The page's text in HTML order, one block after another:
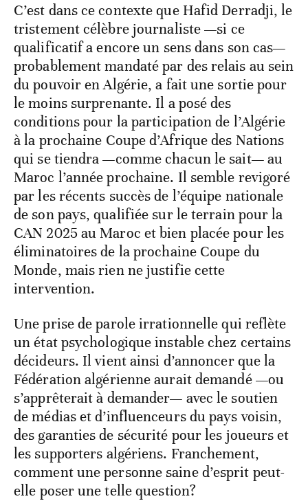
C’est dans ce contexte que Hafid Derradji, le
tristement célèbre journaliste —si ce
qualificatif a encore un sens dans son cas—
probablement mandaté par des relais au sein
du pouvoir en Algérie, a fait une sortie pour
le moins surprenante. Il a posé des
conditions pour la participation de l’Algérie
à la prochaine Coupe d’Afrique des Nations
qui se tiendra —comme chacun le sait— au
Maroc l’année prochaine. Il semble revigoré
par les récents succès de l’équipe nationale
de son pays, qualifiée sur le terrain pour la
CAN 2025 au Maroc et bien placée pour les
éliminatoires de la prochaine Coupe du
Monde, mais rien ne justifie cette
intervention.
Une prise de parole irrationnelle qui reflète
un état psychologique instable chez certains
décideurs. Il vient ainsi d’annoncer que la
Fédération algérienne aurait demandé —ou
s’apprêterait à demander— avec le soutien
de médias et d’influenceurs du pays voisin,
des garanties de sécurité pour les joueurs et
les supporters algériens. Franchement,
comment une personne saine d’esprit peut-
elle poser une telle question?